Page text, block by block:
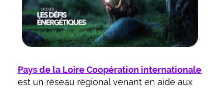
Pays de la Loire Coopération internationale
est un réseau régional venant en aide aux